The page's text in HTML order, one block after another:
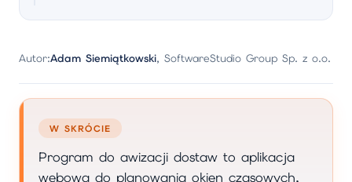
Autor:Adam Siemiątkowski, SoftwareStudio Group Sp. z o.o.
W SKRÓCIE
Program do awizacji dostaw to aplikacja
webowa do planowania okien czasowych,